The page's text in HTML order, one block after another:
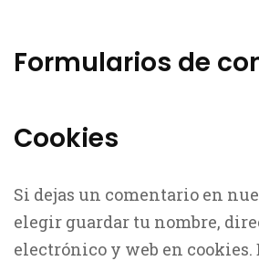
Formularios de
Cookies
Si dejas un comentario en
elegir guardar tu nombre,
electrónico y web en cookies.